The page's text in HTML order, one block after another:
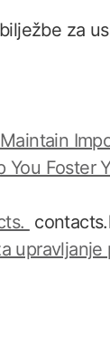
za
You Foster